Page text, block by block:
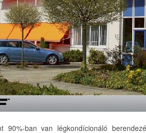
ban van légkondícionáló